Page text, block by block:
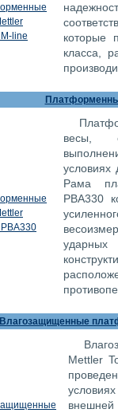
которые
класса,
весы,
условиях
Рама
PBA330
ударных
Влагозащищенные
Mettler